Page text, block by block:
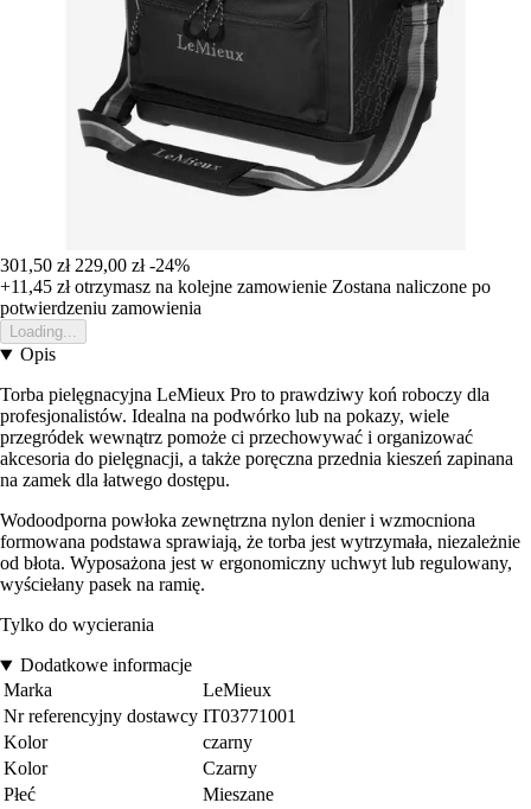
301,50 zł 229,00 zł -24%
+11,45 złotrzymasz na kolejne zamowienie Zostana naliczone po
potwierdzeniu zamowienia
Loading...
Opis
Torba pielęgnacyjna LeMieux Pro to prawdziwy koń roboczy dla
profesjonalistów. Idealna na podwórko lub na pokazy, wiele
przegródek wewnątrz pomoże ci przechowywać i organizować
akcesoria do pielęgnacji, a także poręczna przednia kieszeń zapinana
na zamek dla łatwego dostępu.
Wodoodporna powłoka zewnętrzna nylon denier i wzmocniona
formowana podstawa sprawiają, że torba jest wytrzymała, niezależnie
od błota. Wyposażona jest w ergonomiczny uchwyt lub regulowany,
wyściełany pasek na ramię.
Tylko do wycierania
Dodatkowe informacje
Marka
LeMieux
Nr referencyjny dostawcy IT03771001
Kolor
czarny
Kolor
Czarny
Płeć
Mieszane